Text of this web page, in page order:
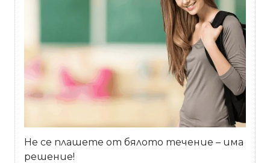
Не се плашете от бялото течение – има
решение!